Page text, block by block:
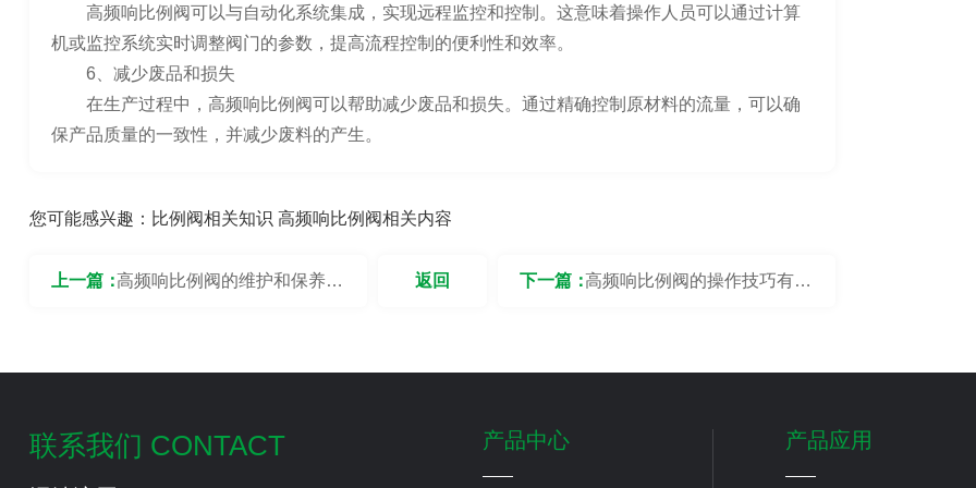
高频响比例阀可以与自动化系统集成，实现远程监控和控制。这意味着操作人员可以通过计算
机或监控系统实时调整阀门的参数，提高流程控制的便利性和效率。
6、减少废品和损失
在生产过程中，高频响比例阀可以帮助减少废品和损失。通过精确控制原材料的流量，可以确
保产品质量的一致性，并减少废料的产生。
您可能感兴趣： 比例阀相关知识 高频响比例阀相关内容
上一篇：高频响比例阀的维护和保养要 下一篇：高频响比例阀的操作技巧有哪
返回
联系我们 CONTACT 产品中心 产品应用